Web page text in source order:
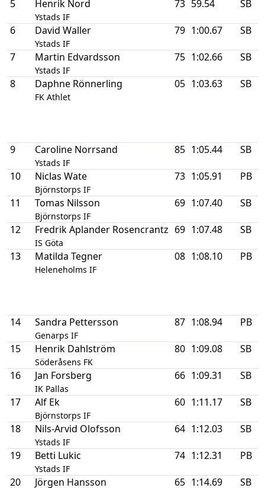
5 Henrik Nord
Ystads IF
73 59.54 SB
6
David Waller
Ystads IF
79 1:00.67 SB
7
Martin Edvardsson
Ystads IF
75 1:02.66 SB
8
Daphne Rönnerling
FK Athlet
05 1:03.63 SB
9
Caroline Norrsand
Ystads IF
85 1:05.44 SB
10
Niclas Wate
Björnstorps IF
73 1:05.91 PB
11
Tomas Nilsson
Björnstorps IF
69 1:07.40 SB
12
Fredrik Aplander Rosencrantz
IS Göta
69 1:07.48 SB
13
Matilda Tegner
Heleneholms IF
08 1:08.10 PB
14
Sandra Pettersson
Genarps IF
87 1:08.94 PB
15
Henrik Dahlström
Söderåsens FK
80 1:09.08 SB
16
Jan Forsberg
IK Pallas
66 1:09.31 SB
17
Alf Ek
Björnstorps IF
60 1:11.17 SB
18
Nils-Arvid Olofsson
Ystads IF
64 1:12.03 SB
19
Betti Lukic
Ystads IF
74 1:12.31 PB
20
Jörgen Hansson 65 1:14.69 SB